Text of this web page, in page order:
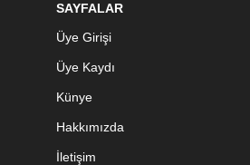
SAYFALAR
Üye Girişi
Üye Kaydı
Künye
Hakkımızda
İletişim